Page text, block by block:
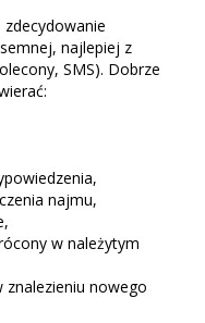
najlepiej z
SMS). Dobrze
najmu,
w należytym
nowego